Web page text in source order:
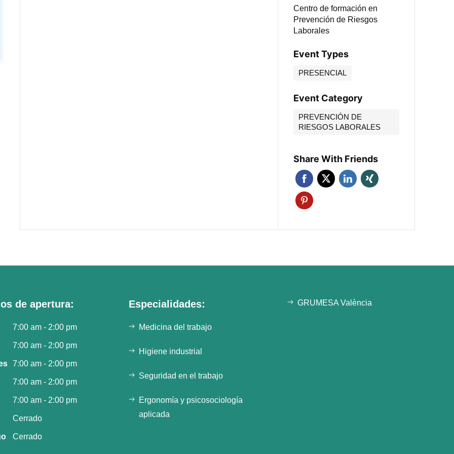
Centro de formación en
Prevención de Riesgos
Laborales
Event Types
PRESENCIAL
Event Category
PREVENCIÓN DE
RIESGOS LABORALES
Share With Friends
de apertura:
7:00 am - 2:00 pm
7:00 am - 2:00 pm
7:00 am - 2:00 pm
7:00 am - 2:00 pm
7:00 am - 2:00 pm
Cerrado
Cerrado
Especialidades:
Medicina del trabajo
Higiene industrial
Seguridad en el trabajo
Ergonomía y psicosociología
aplicada
GRUMESA València